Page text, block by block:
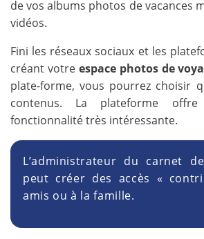
de vos albums photos de vacances
vidéos.
Fini les réseaux sociaux et les
créant votre espace photos de
plate-forme, vous pourrez choisir
contenus. La plateforme
fonctionnalité très intéressante.
L’administrateur du carnet
peut créer des accès «
amis ou à la famille.